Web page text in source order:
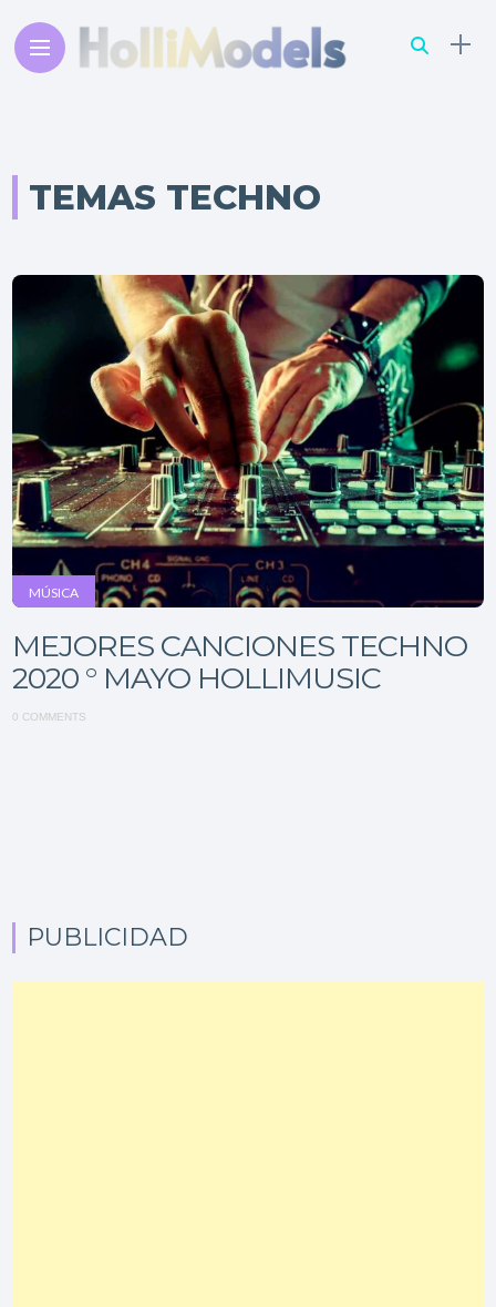
TEMAS TECHNO
MÚSICA
MEJORES CANCIONES TECHNO
2020 ° MAYO HOLLIMUSIC
0 COMMENTS
PUBLICIDAD